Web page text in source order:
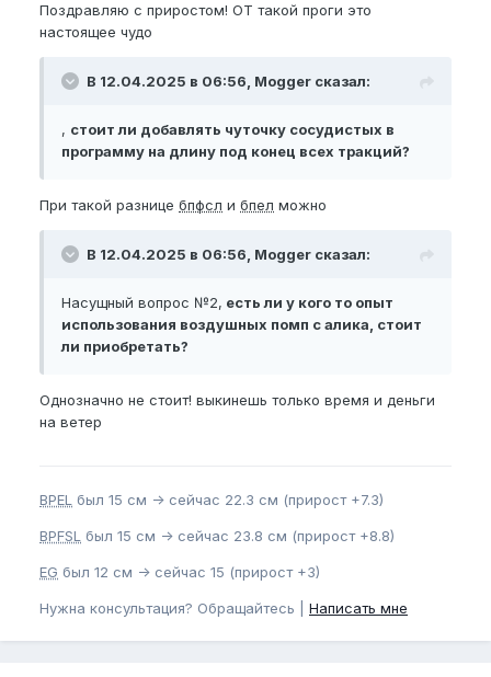
Поздравляю с приростом! ОТ такой проги это
настоящее чудо
В 12.04.2025 в 06:56, Mogger сказал:
, стоит ли добавлять чуточку сосудистых в
программу на длину под конец всех тракций?
При такой разнице бпфсл и бпел можно
В 12.04.2025 в 06:56, Mogger сказал:
Насущный вопрос №2, есть ли у кого то опыт
использования воздушных помп с алика, стоит
ли приобретать?
Однозначно не стоит! выкинешь только время и деньги
на ветер
BPEL был 15 см -> сейчас 22.3 см (прирост +7.3)
BPFSL был 15 см -> сейчас 23.8 см (прирост +8.8)
EG был 12 см -> сейчас 15 (прирост +3)
Нужна консультация? Обращайтесь | Написать мне